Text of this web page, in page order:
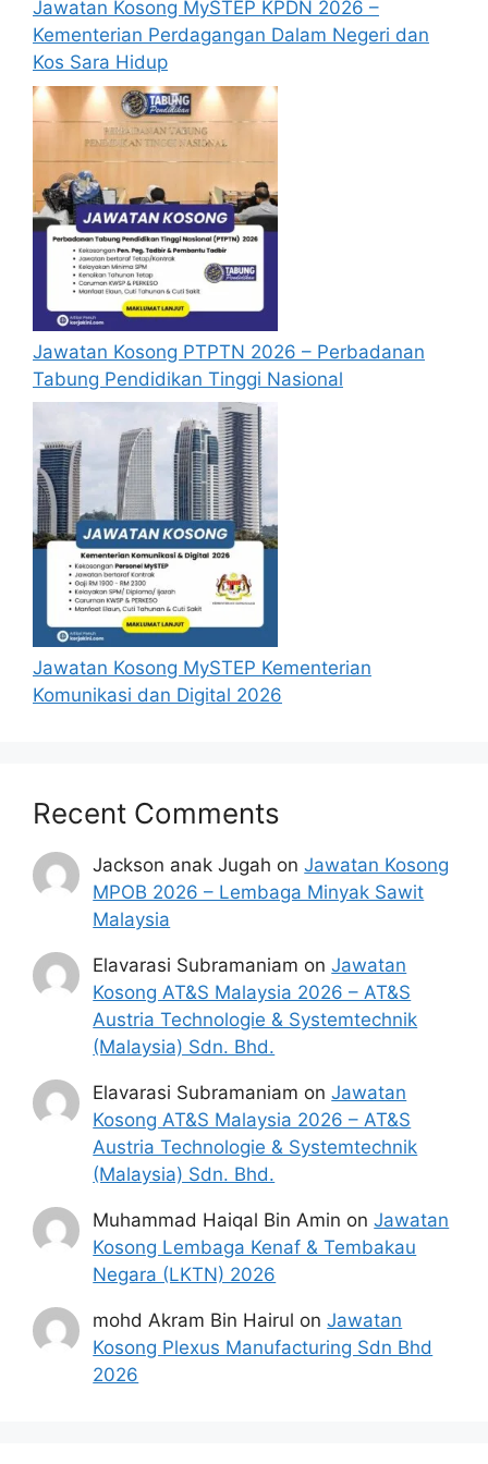
memohon jawatan yang disenaraikan
tidak perlu lagi memohon semula
sekiranya tempoh permohonan masih
sah.
Sebelum membuat permohonan sila
pastikan anda login/register dan mengisi
segala maklumat yang diminta dengan
lengkap dan tepat.
Perlu diingatkan, hanya pemohon yang
layak sahaja akan dipanggil ke
temuduga. Sila lengkapkan dan
kemaskini maklumat anda yang telah
didaftarkan.
Permohonan yang tidak menerima
sebarang jawapan selepas
tarikh iklan ditutup hendaklah
menganggap permohonan mereka tidak
berjaya.
Mohon Jawatan
Penafian: Pihak kami bukan dari mana-
mana agensi Kerajaan terlibat. Maklumat
yang terdapat dalam portal kerjakini.com
adalah sahih dan diolah dari sumber rasmi
kerajaan dan sumber yang dipercayai
Jawatan Kosong MySTEP KPDN 2026 –
Kementerian Perdagangan Dalam Negeri dan
Kos Sara Hidup
Jawatan Kosong PTPTN 2026 – Perbadanan
Tabung Pendidikan Tinggi Nasional
Jawatan Kosong MySTEP Kementerian
Komunikasi dan Digital 2026
Recent Comments
Jackson anak Jugah onJawatan Kosong
MPOB 2026 – Lembaga Minyak Sawit
Malaysia
Elavarasi Subramaniam onJawatan
Kosong AT&S Malaysia 2026 – AT&S
Austria Technologie & Systemtechnik
(Malaysia) Sdn. Bhd.
Elavarasi Subramaniam onJawatan
Kosong AT&S Malaysia 2026 – AT&S
Austria Technologie & Systemtechnik
(Malaysia) Sdn. Bhd.
Muhammad Haiqal Bin Amin onJawatan
Kosong Lembaga Kenaf & Tembakau
Negara (LKTN) 2026
mohd Akram Bin Hairul onJawatan
Kosong Plexus Manufacturing Sdn Bhd
2026